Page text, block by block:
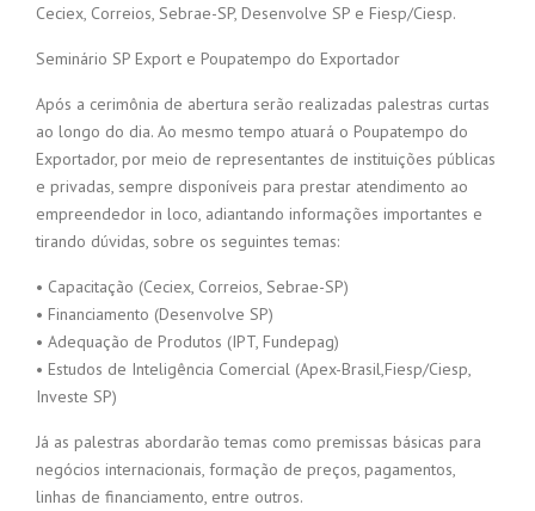
Ceciex, Correios, Sebrae-SP, Desenvolve SP e Fiesp/Ciesp.
Seminário SP Export e Poupatempo do Exportador
Após a cerimônia de abertura serão realizadas palestras curtas
ao longo do dia. Ao mesmo tempo atuará o Poupatempo do
Exportador, por meio de representantes de instituições públicas
e privadas, sempre disponíveis para prestar atendimento ao
empreendedor in loco, adiantando informações importantes e
tirando dúvidas, sobre os seguintes temas:
• Capacitação (Ceciex, Correios, Sebrae-SP)
• Financiamento (Desenvolve SP)
• Adequação de Produtos (IPT, Fundepag)
• Estudos de Inteligência Comercial (Apex-Brasil,Fiesp/Ciesp,
Investe SP)
Já as palestras abordarão temas como premissas básicas para
negócios internacionais, formação de preços, pagamentos,
linhas de financiamento, entre outros.